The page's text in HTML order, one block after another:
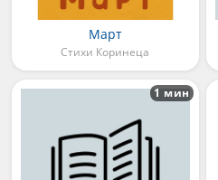
Март
Стихи Коринеца
1 мин